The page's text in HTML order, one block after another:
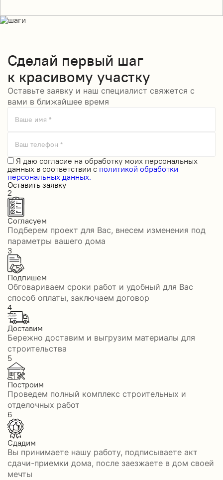
Сделай первый шаг
к красивому участку
Оставьте заявку и наш специалист свяжется с
вами в ближайшее время
Ваше имя *
Ваш телефон *
Я даю согласие на обработку моих персональных
данных в соответствии с политикой обработки
персональных данных.
Оставить заявку
2
Согласуем
Подберем проект для Вас, внесем изменения под
параметры вашего дома
3
Подпишем
Обговариваем сроки работ и удобный для Вас
способ оплаты, заключаем договор
4
Доставим
Бережно доставим и выгрузим материалы для
строительства
5
Построим
Проведем полный комплекс строительных и
отделочных работ
6
Сдадим
Вы принимаете нашу работу, подписываете акт
сдачи-приемки дома, после заезжаете в дом своей
мечты